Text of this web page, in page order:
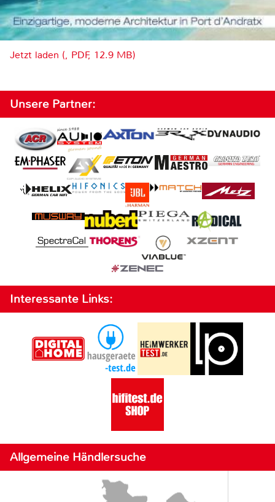
Jetzt laden (, PDF, 12.9 MB)
Unsere Partner:
Interessante Links:
Allgemeine Händlersuche